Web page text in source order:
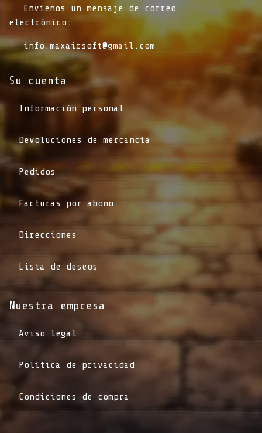
​Envíenos un mensaje de correo
electrónico:
info.maxairsoft@gmail.com
Su cuenta
Información personal
Devoluciones de mercancía
Pedidos
Facturas por abono
Direcciones
Lista de deseos
Nuestra empresa
Aviso legal
Política de privacidad
Condiciones de compra